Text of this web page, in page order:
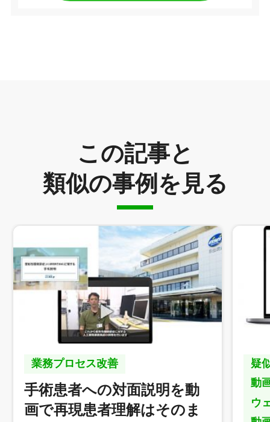
この記事と
類似の事例を見る
業務プロセス改善
手術患者への対面説明を動
画で再現患者理解はそのま
疑
動
ウ